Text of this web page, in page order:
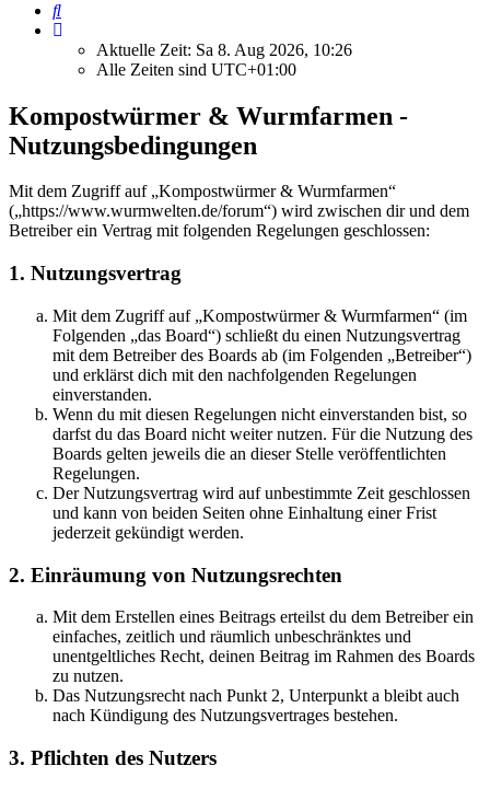
Suche
Aktuelle Zeit: Sa 8. Aug 2026, 10:26
Alle Zeiten sind UTC+01:00
Kompostwürmer & Wurmfarmen -
Nutzungsbedingungen
Mit dem Zugriff auf „Kompostwürmer & Wurmfarmen“
(„https://www.wurmwelten.de/forum“) wird zwischen dir und dem
Betreiber ein Vertrag mit folgenden Regelungen geschlossen:
1. Nutzungsvertrag
Mit dem Zugriff auf „Kompostwürmer & Wurmfarmen“ (im
Folgenden „das Board“) schließt du einen Nutzungsvertrag
mit dem Betreiber des Boards ab (im Folgenden „Betreiber“)
und erklärst dich mit den nachfolgenden Regelungen
einverstanden.
Wenn du mit diesen Regelungen nicht einverstanden bist, so
darfst du das Board nicht weiter nutzen. Für die Nutzung des
Boards gelten jeweils die an dieser Stelle veröffentlichten
Regelungen.
Der Nutzungsvertrag wird auf unbestimmte Zeit geschlossen
und kann von beiden Seiten ohne Einhaltung einer Frist
jederzeit gekündigt werden.
2. Einräumung von Nutzungsrechten
Mit dem Erstellen eines Beitrags erteilst du dem Betreiber ein
einfaches, zeitlich und räumlich unbeschränktes und
unentgeltliches Recht, deinen Beitrag im Rahmen des Boards
zu nutzen.
Das Nutzungsrecht nach Punkt 2, Unterpunkt a bleibt auch
nach Kündigung des Nutzungsvertrages bestehen.
3. Pflichten des Nutzers